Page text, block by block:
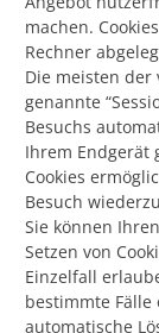
machen.
Rechner
Die meisten der
genannte
Besuchs
Ihrem Endgerät
Cookies
Besuch
Sie können
Setzen von
Einzelfall
bestimmte Fälle
automatische